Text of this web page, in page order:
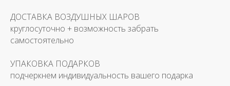
ДОСТАВКА ВОЗДУШНЫХ ШАРОВ
круглосуточно + возможность забрать
самостоятельно
УПАКОВКА ПОДАРКОВ
подчеркнем индивидуальность вашего подарка